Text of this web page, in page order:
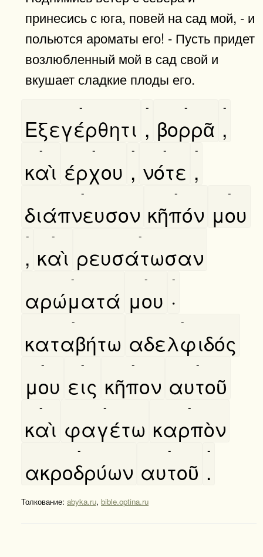
принесись с юга, повей на сад мой, - и
польются ароматы его! - Пусть придет
возлюбленный мой в сад свой и
вкушает сладкие плоды его.
Εξεγέρθητι
-
,
-
βορρᾶ
-
,
-
καὶ
-
έρχου
-
,
-
νότε
-
,
-
διάπνευσον
-
κῆπόν
-
μου
-
,
-
καὶ
-
ρευσάτωσαν
-
αρώματά
-
μου
-
·
-
καταβήτω
-
αδελφιδός
-
μου
-
εις
-
κῆπον
-
αυτοῦ
-
καὶ
-
φαγέτω
-
καρπὸν
-
ακροδρύων
-
αυτοῦ
-
.
-
Толкование: abyka.ru, bible.optina.ru